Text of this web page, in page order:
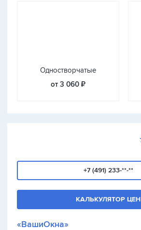
Одностворчатые
от 3 060 ₽
+7 (491) 233-**-**
КАЛЬКУЛЯТОР ЦЕН
«ВашиОкна»